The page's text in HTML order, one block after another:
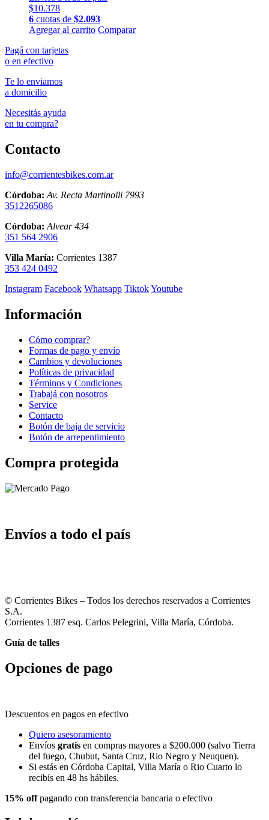
$10.378
6 cuotas de $2.093
Agregar al carrito Comparar
Pagá con tarjetas
o en efectivo
Te lo enviamos
a domicilio
Necesitás ayuda
en tu compra?
Contacto
info@corrientesbikes.com.ar
Córdoba: Av. Recta Martinolli 7993
3512265086
Córdoba: Alvear 434
351 564 2906
Villa María: Corrientes 1387
353 424 0492
Instagram Facebook Whatsapp TiktokYoutube
Información
Cómo comprar?
Formas de pago y envío
Cambios y devoluciones
Políticas de privacidad
Términos y Condiciones
Trabajá con nosotros
Service
Contacto
Botón de baja de servicio
Botón de arrepentimiento
Compra protegida
Envíos a todo el país
© Corrientes Bikes – Todos los derechos reservados a Corrientes
S.A.
Corrientes 1387 esq. Carlos Pelegrini, Villa María, Córdoba.
Guía de talles
Opciones de pago
Descuentos en pagos en efectivo
Quiero asesoramiento
Envíos gratis en compras mayores a $200.000 (salvo Tierra
del fuego, Chubut, Santa Cruz, Rio Negro y Neuquen).
Si estás en Córdoba Capital, Villa María o Rio Cuarto lo
recibís en 48 hs hábiles.
15% offpagando con transferencia bancaria o efectivo